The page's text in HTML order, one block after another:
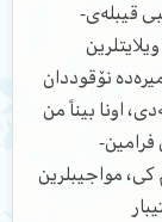
قیبله‌ی-
نۆقوددان
اونا بیناً من
کی، مواجیبلرین